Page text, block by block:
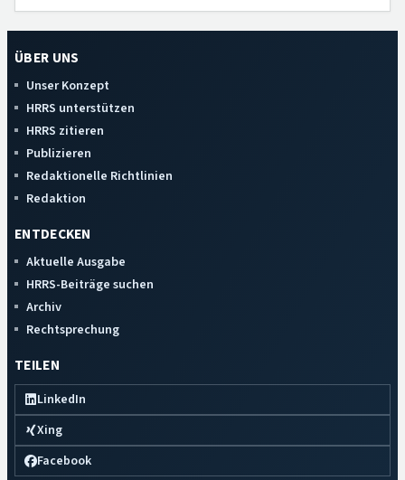
ÜBER UNS
Unser Konzept
HRRS unterstützen
HRRS zitieren
Publizieren
Redaktionelle Richtlinien
Redaktion
ENTDECKEN
Aktuelle Ausgabe
HRRS-Beiträge suchen
Archiv
Rechtsprechung
TEILEN
LinkedIn
Xing
Facebook